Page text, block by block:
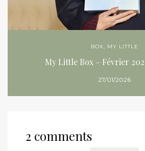
BOX, MY LITTLE
My Little Box – Février
27/01/2026
2 comments